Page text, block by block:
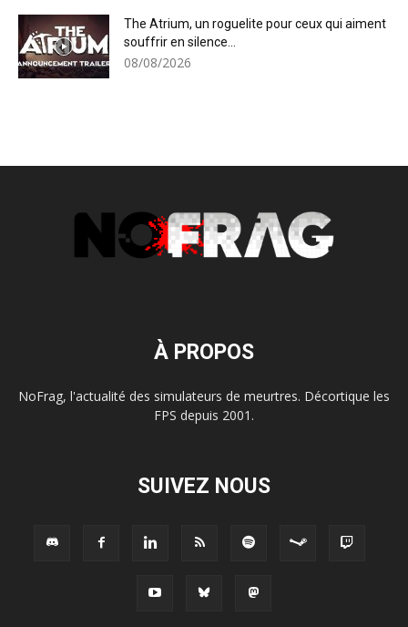
The Atrium, un roguelite pour ceux qui aiment
souffrir en silence...
08/08/2026
À PROPOS
NoFrag, l'actualité des simulateurs de meurtres. Décortique les
FPS depuis 2001.
SUIVEZ NOUS